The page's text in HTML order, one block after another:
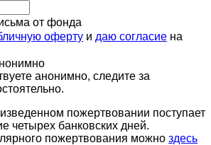
от фонда
оферту и даю согласие на
анонимно, следите за
пожертвовании поступает
четырех банковских дней.
пожертвования можно здесь